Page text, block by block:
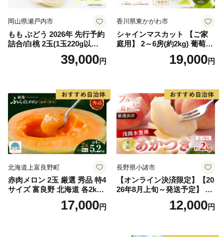
岡山県瀬戸内市
もも ぶどう 2026年 先行予約
詰合/白桃 2玉(1玉220g以
上)・シャインマスカット 晴
39,000円
香川県東かがわ市
シャインマスカット 【ご家
庭用】 2～6房(約2kg) 葡萄 ぶ
どう ブドウ フルーツ 果物 く
だもの 果実 旬の果物 旬のフ
19,000円
北海道上富良野町
赤肉メロン 2玉 厳選 秀品 特4
サイズ 富良野 北海道 各2kg
～2.6kg 2玉 セット ファーム
富良野 メロン めろん 果物 く
17,000円
長野県小諸市
【オンライン決済限定】【20
26年8月上旬～発送予定】 先
行予約 「浅間水蜜桃プレミ
アム」 もも あかつき 秀品 約
12,000円